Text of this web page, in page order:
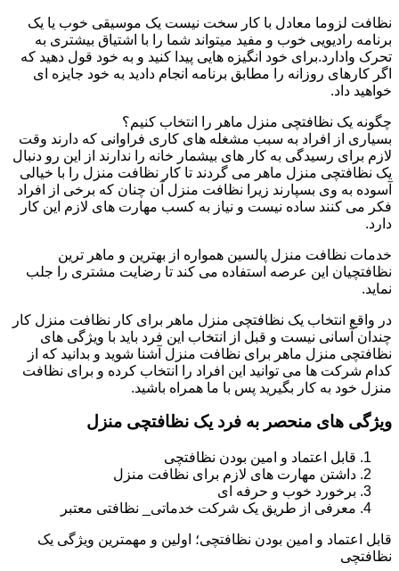
نظافت لزوما معادل با کار سخت نیست یک موسیقی خوب یا یک
برنامه رادیویی خوب و مفید میتواند شما را با اشتیاق بیشتری به
تحرک وادارد.برای خود انگیزه هایی پیدا کنید و به خود قول دهید که
اگر کارهای روزانه را مطابق برنامه انجام دادید به خود جایزه ای
خواهید داد.
چگونه یک نظافتچی منزل ماهر را انتخاب کنیم؟
بسیاری از افراد به سبب مشغله های کاری فراوانی که دارند وقت
لازم برای رسیدگی به کار های بیشمار خانه را ندارند از این رو دنبال
یک نظافتچی منزل ماهر می گردند تا کار نظافت منزل را با خیالی
آسوده به وی بسپارند زیرا نظافت منزل آن چنان که برخی از افراد
فکر می کنند ساده نیست و نیاز به کسب مهارت های لازم این کار
دارد.
خدمات نظافت منزل پالسین همواره از بهترین و ماهر ترین
نظافتچیان این عرصه استفاده می کند تا رضایت مشتری را جلب
نماید.
در واقع انتخاب یک نظافتچی منزل ماهر برای کار نظافت منزل کار
چندان آسانی نیست و قبل از انتخاب این فرد باید با ویژگی های
نظافتچی منزل ماهر برای نظافت منزل آشنا شوید و بدانید که از
کدام شرکت ها می توانید این افراد را انتخاب کرده و برای نظافت
منزل خود به کار بگیرید پس با ما همراه باشید.
ویژگی های منحصر به فرد یک نظافتچی منزل
قابل اعتماد و امین بودن نظافتچی
داشتن مهارت های لازم برای نظافت منزل
برخورد خوب و حرفه ای
معرفی از طریق یک شرکت خدماتی_ نظافتی معتبر
قابل اعتماد و امین بودن نظافتچی؛ اولین و مهمترین ویژگی یک
نظافتچی